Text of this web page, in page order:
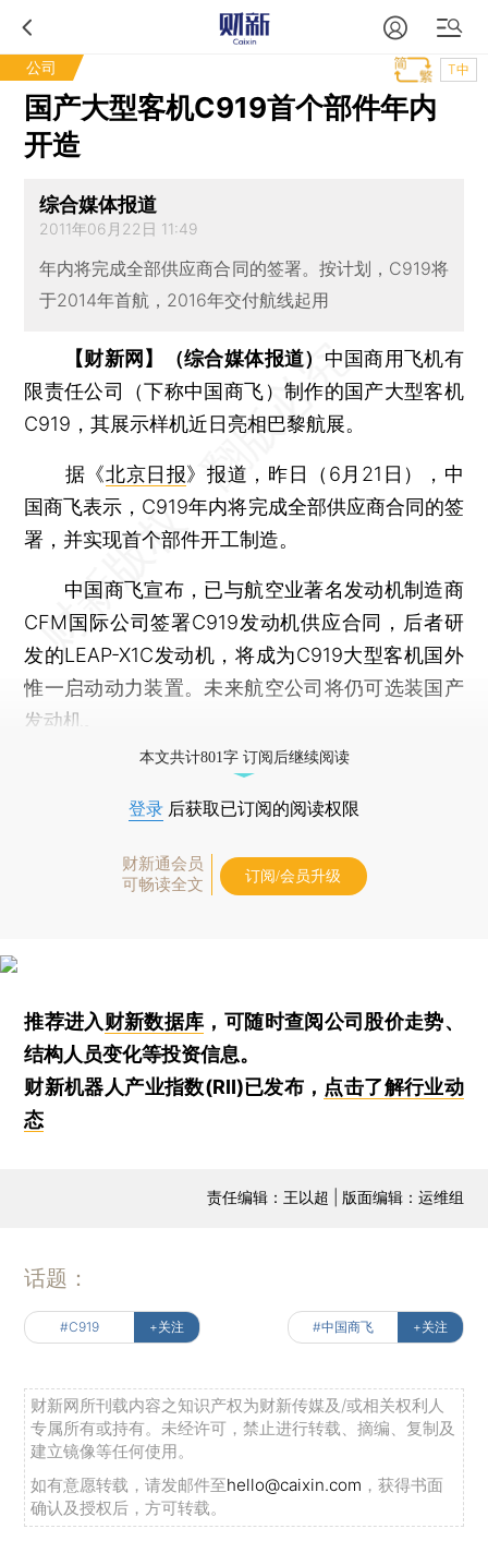
公司 T中
国产大型客机C919首个部件年内
开造
综合媒体报道
2011年06月22日 11:49
年内将完成全部供应商合同的签署。按计划，C919将
于2014年首航，2016年交付航线起用
【财新网】（综合媒体报道） 中国商用飞机有
限责任公司（下称中国商飞）制作的国产大型客机
C919，其展示样机近日亮相巴黎航展。
据《北京日报》报道，昨日（6月21日），中
国商飞表示，C919年内将完成全部供应商合同的签
署，并实现首个部件开工制造。
中国商飞宣布，已与航空业著名发动机制造商
CFM国际公司签署C919发动机供应合同，后者研
发的LEAP-X1C发动机，将成为C919大型客机国外
惟一启动动力装置。未来航空公司将仍可选装国产
发动机。
本文共计801字 订阅后继续阅读
登录 后获取已订阅的阅读权限
财新通会员
可畅读全文
订阅/会员升级
推荐进入财新数据库 ，可随时查阅公司股价走势、
结构人员变化等投资信息。
财新机器人产业指数(RII)已发布， 点击了解行业动
态
责任编辑：王以超 | 版面编辑：运维组
话题：
#C919 +关注 #中国商飞 +关注
财新网所刊载内容之知识产权为财新传媒及/或相关权利人
专属所有或持有。未经许可，禁止进行转载、摘编、复制及
建立镜像等任何使用。
如有意愿转载，请发邮件至hello@caixin.com ，获得书面
确认及授权后，方可转载。